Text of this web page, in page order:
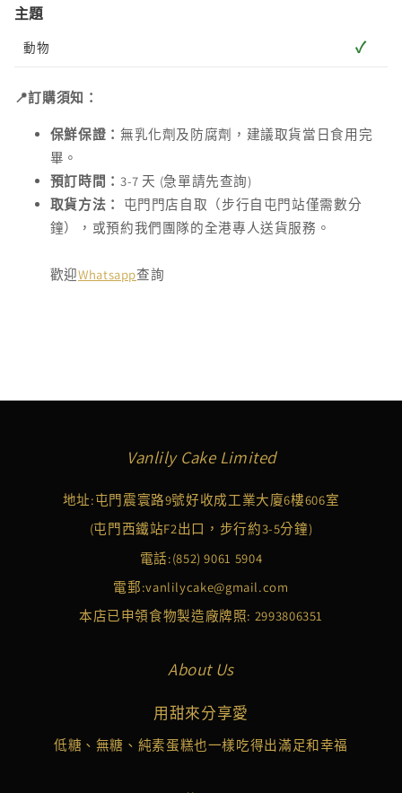
主題
動物 ✓
📍訂購須知：
保鮮保證： 無乳化劑及防腐劑，建議取貨當日食用完
畢。
預訂時間： 3-7 天 (急單請先查詢)
取貨方法：
屯門門店自取（步行自屯門站僅需數分
鐘），或預約我們團隊的全港專人送貨服務。
歡迎Whatsapp查詢
Vanlily Cake Limited
地址:屯門震寰路9號好收成工業大廈6樓606室
(屯門西鐵站F2出口，步行約3-5分鐘)
電話:(852) 9061 5904
電郵:vanlilycake@gmail.com
本店已申領食物製造廠牌照: 2993806351
About Us
用甜來分享愛
低糖、無糖、純素蛋糕也一樣吃得出滿足和幸福